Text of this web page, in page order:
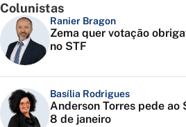
Colunistas
Ranier Bragon
Zema quer votação
no STF
Basília Rodrigues
Anderson Torres pede ao
8 de janeiro